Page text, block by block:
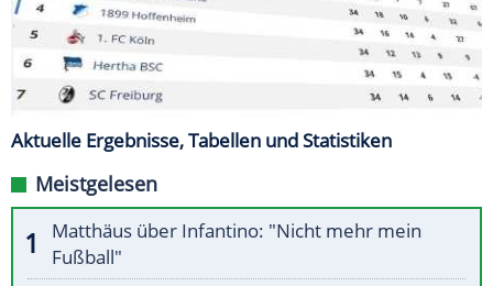
Aktuelle Ergebnisse, Tabellen und Statistiken
Meistgelesen
Matthäus über Infantino: "Nicht mehr mein
Fußball"